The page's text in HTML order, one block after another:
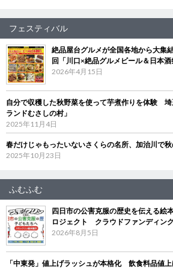
フェスティバル
絶品屋台グルメが全国各地から大集
回「川口×絶品グルメビール＆日本
2026年4月15日
自分で収穫した秋野菜を使って芋煮作りを体験
ランドむさしの村」
2025年11月4日
春だけじゃもったいないさくらの名所、加治川で
2025年10月23日
ふむふむ
四日市の公害克服の歴史を伝える絵
ロジェクト クラウドファンディン
2026年8月5日
「中東発」値上げラッシュが本格化 飲食料品値